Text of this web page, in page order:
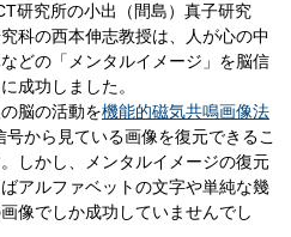
研究所の小出（間島）真子研究
科の西本伸志教授は、人が心の中
どの「メンタルイメージ」を脳信
成功しました。
脳の活動を機能的磁気共鳴画像法
から見ている画像を復元できるこ
しかし、メンタルイメージの復元
アルファベットの文字や単純な幾
像でしか成功していませんでし